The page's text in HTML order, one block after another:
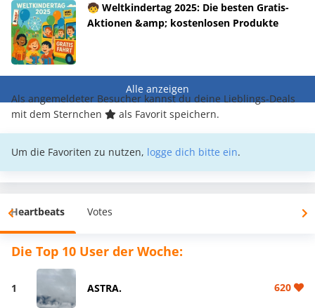
🧒 Weltkindertag 2025: Die besten Gratis-
Aktionen &amp; kostenlosen Produkte
Alle anzeigen
Als angemeldeter Besucher kannst du deine Lieblings-Deals
mit dem Sternchen
als Favorit speichern.
Um die Favoriten zu nutzen, logge dich bitte ein.
Heartbeats Votes
Die Top 10 User der Woche:
1 ASTRA. 620